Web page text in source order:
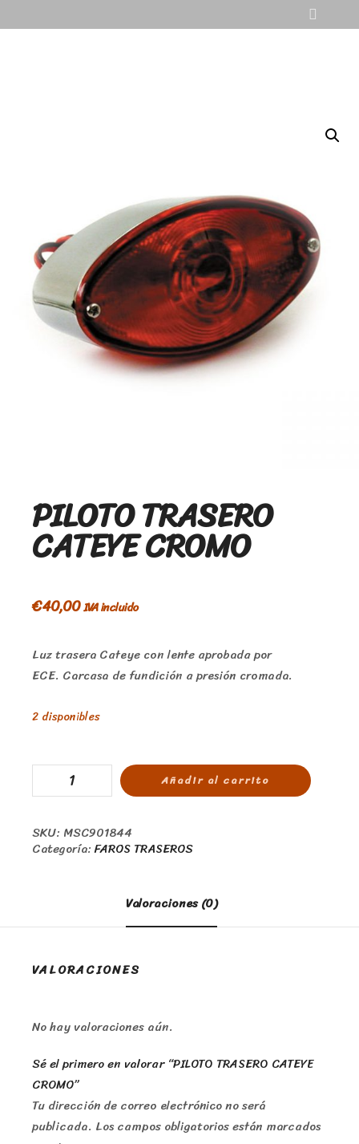
PILOTO TRASERO
CATEYE CROMO
€40,00IVA incluido
Luz trasera Cateye con lente aprobada por
ECE. Carcasa de fundición a presión cromada.
2 disponibles
Añadir al carrito
SKU: MSC901844
Categoría:FAROS TRASEROS
Valoraciones (0)
VALORACIONES
No hay valoraciones aún.
Sé el primero en valorar “PILOTO TRASERO CATEYE
CROMO”
Tu dirección de correo electrónico no será
publicada. Los campos obligatorios están marcados